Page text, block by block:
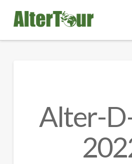
Alter-